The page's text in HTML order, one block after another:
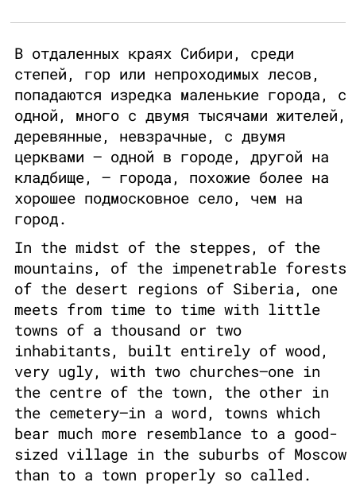
В отдаленных краях Сибири, среди
степей, гор или непроходимых лесов,
попадаются изредка маленькие города, с
одной, много с двумя тысячами жителей,
деревянные, невзрачные, с двумя
церквами – одной в городе, другой на
кладбище, – города, похожие более на
хорошее подмосковное село, чем на
город.
In the midst of the steppes, of the
mountains, of the impenetrable forests
of the desert regions of Siberia, one
meets from time to time with little
towns of a thousand or two
inhabitants, built entirely of wood,
very ugly, with two churches—one in
the centre of the town, the other in
the cemetery—in a word, towns which
bear much more resemblance to a good-
sized village in the suburbs of Moscow
than to a town properly so called.